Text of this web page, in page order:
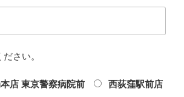
さい。
店 東京警察病院前
西荻窪駅前店